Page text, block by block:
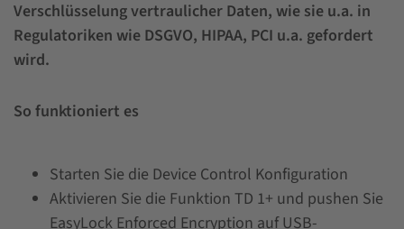
Verschlüsselung vertraulicher Daten, wie sie u.a. in
Regulatoriken wie DSGVO, HIPAA, PCI u.a. gefordert
wird.
So funktioniert es
Starten Sie die Device Control Konfiguration
Aktivieren Sie die Funktion TD 1+ und pushen Sie
EasyLock Enforced Encryption auf USB-